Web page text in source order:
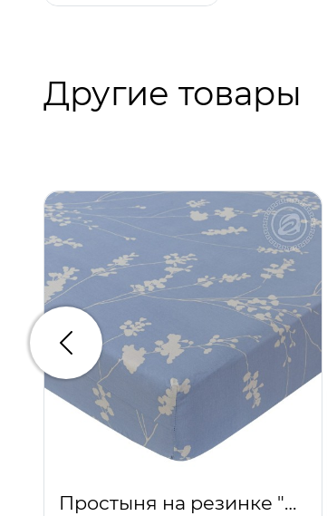
Другие товары
Простыня на резинке "Камелия"
Предыдущий